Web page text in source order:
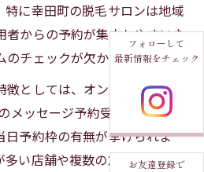
に幸田町の脱毛サロンは地域
者からの予約が集中しやすいた
のチェックが欠かせません。
としては、オンライン予約や
メッセージ予約受付があるこ
日予約枠の有無が挙げられま
多い店舗や複数の施術ルームが
フォローして
最新情報をチェック
お友達登録で